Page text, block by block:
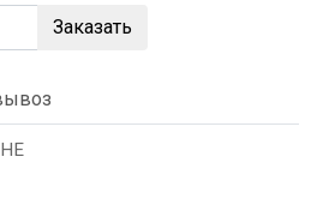
Заказать